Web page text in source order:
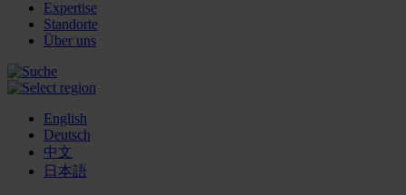
Expertise
Standorte
Über uns
English
Deutsch
中文
日本語